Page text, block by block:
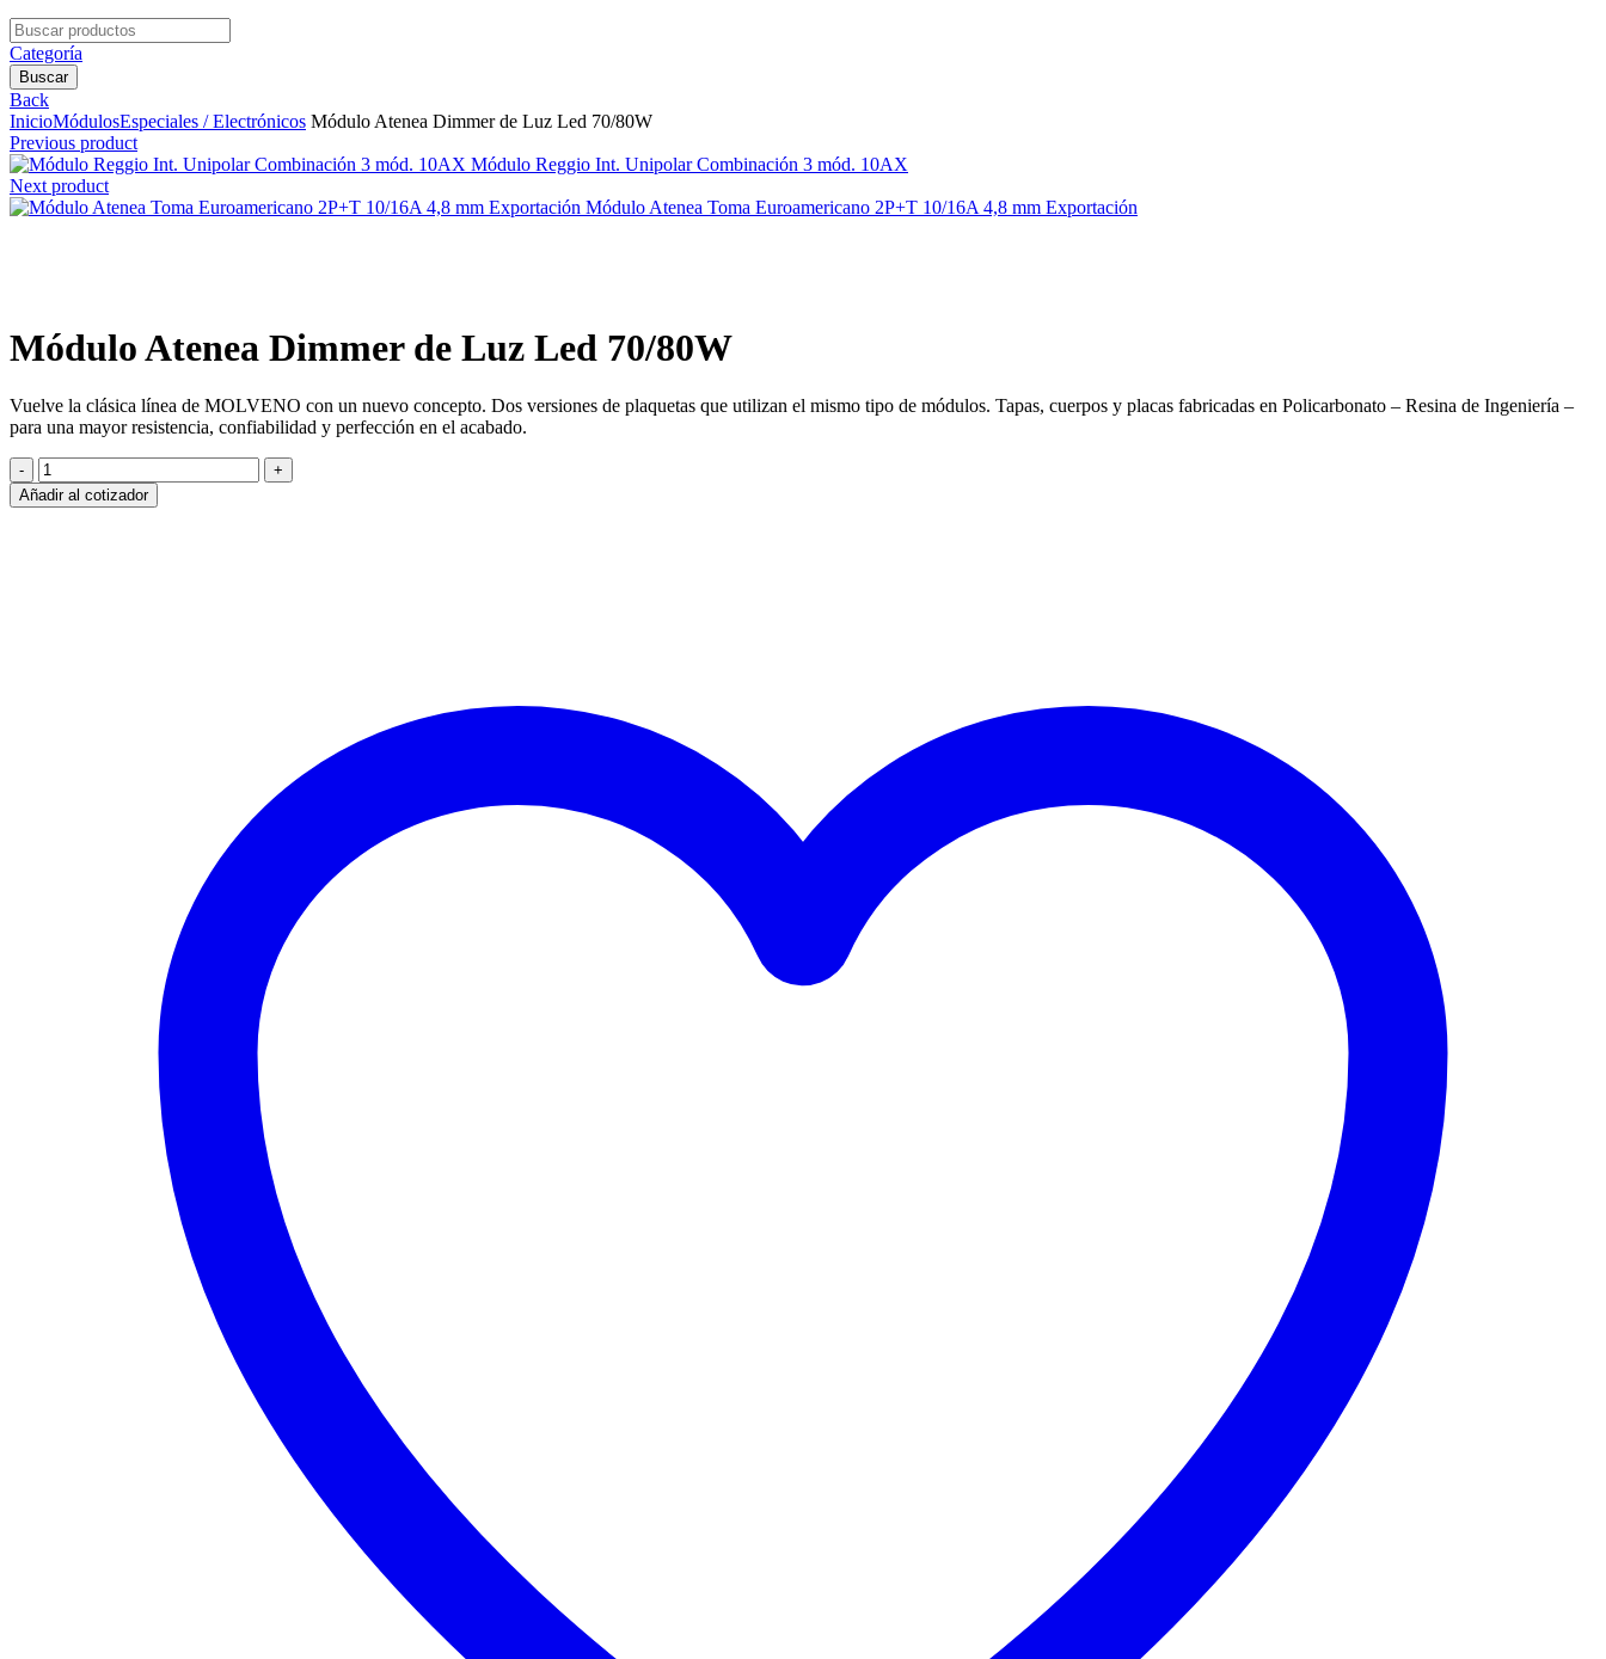
Search
for:
Categoría
Buscar
Back
InicioMódulosEspeciales / Electrónicos Módulo Atenea Dimmer de Luz Led 70/80W
Previous product
Módulo Reggio Int. Unipolar Combinación 3 mód. 10AX
Next product
Módulo Atenea Toma Euroamericano 2P+T 10/16A 4,8 mm Exportación
Módulo Atenea Dimmer de Luz Led 70/80W
Vuelve la clásica línea de MOLVENO con un nuevo concepto. Dos versiones de plaquetas que utilizan el mismo tipo de módulos. Tapas, cuerpos y placas fabricadas en Policarbonato – Resina de Ingeniería –
para una mayor resistencia, confiabilidad y perfección en el acabado.
Módulo
Atenea
Dimmer
Añadir al cotizador